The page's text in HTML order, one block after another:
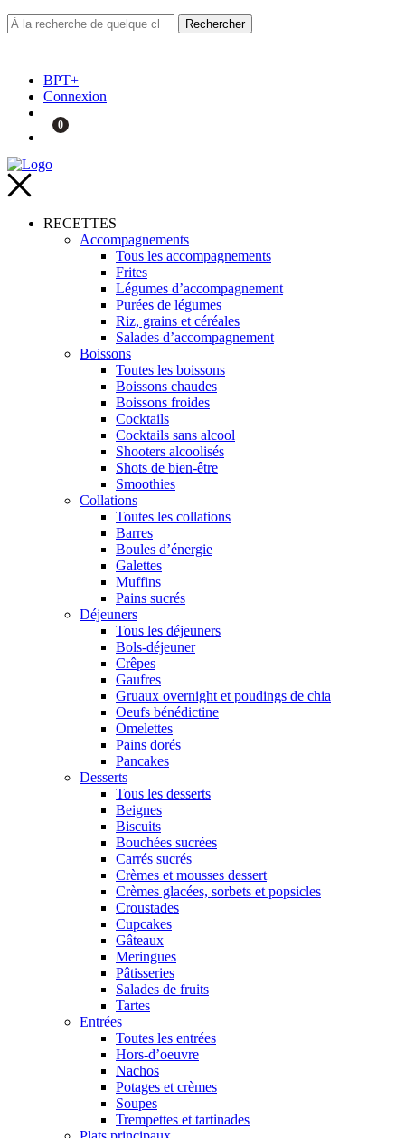
BPT+
Connexion
0
RECETTES
Accompagnements
Tous les accompagnements
Frites
Légumes d’accompagnement
Purées de légumes
Riz, grains et céréales
Salades d’accompagnement
Boissons
Toutes les boissons
Boissons chaudes
Boissons froides
Cocktails
Cocktails sans alcool
Shooters alcoolisés
Shots de bien-être
Smoothies
Collations
Toutes les collations
Barres
Boules d’énergie
Galettes
Muffins
Pains sucrés
Déjeuners
Tous les déjeuners
Bols-déjeuner
Crêpes
Gaufres
Gruaux overnight et poudings de chia
Oeufs bénédictine
Omelettes
Pains dorés
Pancakes
Desserts
Tous les desserts
Beignes
Biscuits
Bouchées sucrées
Carrés sucrés
Crèmes et mousses dessert
Crèmes glacées, sorbets et popsicles
Croustades
Cupcakes
Gâteaux
Meringues
Pâtisseries
Salades de fruits
Tartes
Entrées
Toutes les entrées
Hors-d’oeuvre
Nachos
Potages et crèmes
Soupes
Trempettes et tartinades